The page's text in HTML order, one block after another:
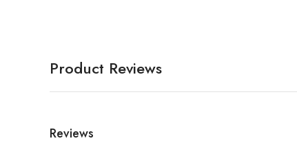
Product Reviews
Reviews